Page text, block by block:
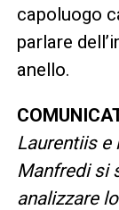
capoluogo
parlare
anello.
Laurentiis e
Manfredi si
analizzare